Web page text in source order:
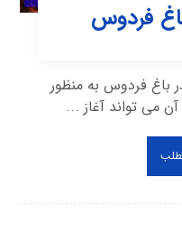
فردوس
فردوس به منظور
می تواند آغاز ...